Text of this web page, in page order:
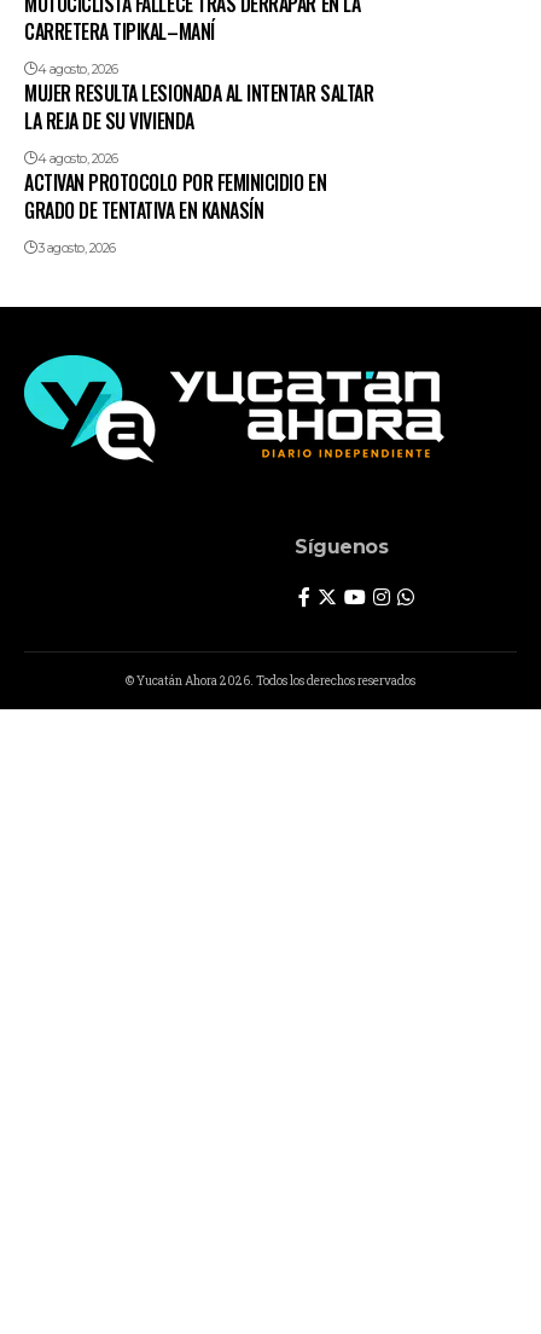
CARRETERA TIPIKAL–MANÍ
4 agosto, 2026
MUJER RESULTA LESIONADA AL INTENTAR SALTAR
LA REJA DE SU VIVIENDA
4 agosto, 2026
ACTIVAN PROTOCOLO POR FEMINICIDIO EN
GRADO DE TENTATIVA EN KANASÍN
3 agosto, 2026
Síguenos
© Yucatán Ahora 2026. Todos los derechos reservados